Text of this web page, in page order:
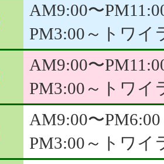
AM9:00〜
PM3:00～トワイ
AM9:00〜
PM3:00～トワイ
AM9:00〜PM6:00
PM3:00～トワイ